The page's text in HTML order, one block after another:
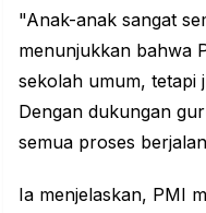
"Anak-anak sangat
menunjukkan bahwa
sekolah umum, tetapi
Dengan dukungan
semua proses
Ia menjelaskan, PMI